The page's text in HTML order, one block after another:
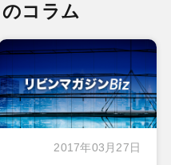
コラム
2017年03月27日